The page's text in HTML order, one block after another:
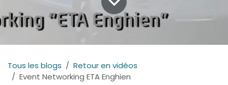
Tous les blogs
Retour en vidéos
Event Networking ETA Enghien